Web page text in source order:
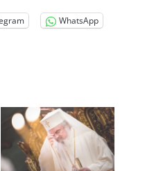
Volodymyr
2026
Națiunea
efecte. Bustul
înlăturat din Iași
WhatsApp